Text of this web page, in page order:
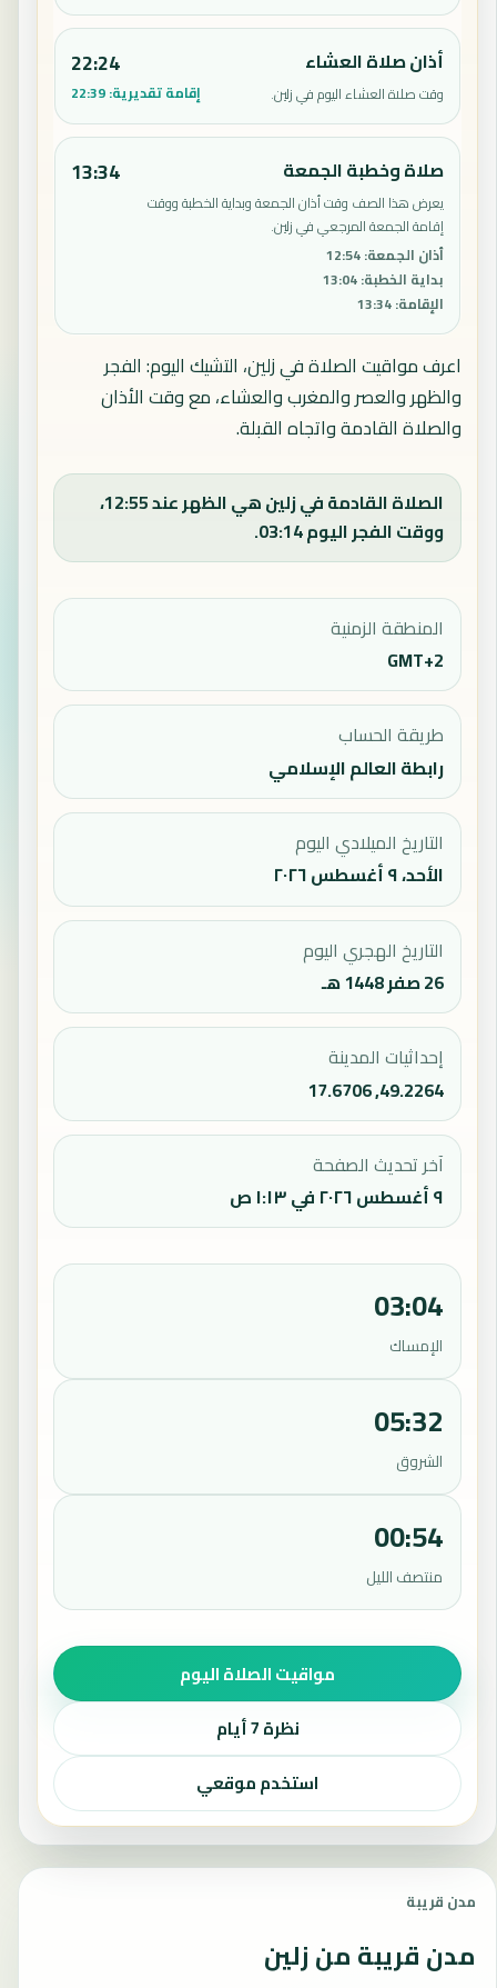
أذان صلاة العشاء
وقت صلاة العشاء اليوم في زلين.
22:24
إقامة تقديرية:22:39
صلاة وخطبة الجمعة
يعرض هذا الصف وقت أذان الجمعة وبداية الخطبة ووقت
إقامة الجمعة المرجعي في زلين.
أذان الجمعة:
12:54
بداية الخطبة:
13:04
الإقامة:
13:34
13:34
اعرف مواقيت الصلاة في زلين، التشيك اليوم: الفجر
والظهر والعصر والمغرب والعشاء، مع وقت الأذان
والصلاة القادمة واتجاه القبلة.
الصلاة القادمة في زلين هي الظهر عند 12:55،
ووقت الفجر اليوم 03:14.
المنطقة الزمنية
GMT+2
طريقة الحساب
رابطة العالم الإسلامي
التاريخ الميلادي اليوم
الأحد، ٩ أغسطس ٢٠٢٦
التاريخ الهجري اليوم
26 صفر 1448 هـ
إحداثيات المدينة
49.2264, 17.6706
آخر تحديث الصفحة
٩ أغسطس ٢٠٢٦ في ١:١٣ ص
03:04
الإمساك
05:32
الشروق
00:54
منتصف الليل
مواقيت الصلاة اليوم
نظرة 7 أيام
استخدم موقعي
مدن قريبة
مدن قريبة من زلين